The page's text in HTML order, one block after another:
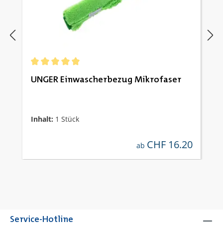
UNGER Einwascherbezug Mikrofaser
Inhalt: 1 Stück
regulärer preis:
ab CHF 16.20
Service-Hotline